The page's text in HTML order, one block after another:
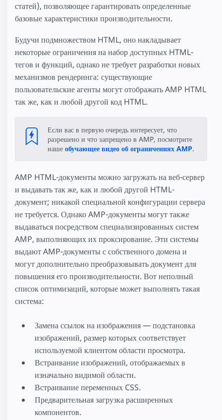
статей), позволяющее гарантировать определенные
базовые характеристики производительности.
Будучи подмножеством HTML, оно накладывает
некоторые ограничения на набор доступных HTML-
тегов и функций, однако не требует разработки новых
механизмов рендеринга: существующие
пользовательские агенты могут отображать AMP HTML
так же, как и любой другой код HTML.
Если вас в первую очередь интересует, что
разрешено и что запрещено в AMP, посмотрите
наше обучающее видео об ограничениях AMP.
AMP HTML-документы можно загружать на веб-сервер
и выдавать так же, как и любой другой HTML-
документ; никакой специальной конфигурации сервера
не требуется. Однако AMP-документы могут также
выдаваться посредством специализированных систем
AMP, выполняющих их проксирование. Эти системы
выдают AMP-документы с собственного домена и
могут дополнительно преобразовывать документ для
повышения его производительности. Вот неполный
список оптимизаций, которые может выполнять такая
система:
Замена ссылок на изображения — подстановка
изображений, размер которых соответствует
используемой клиентом области просмотра.
Встраивание изображений, отображаемых в
изначально видимой области.
Встраивание переменных CSS.
Предварительная загрузка расширенных
компонентов.